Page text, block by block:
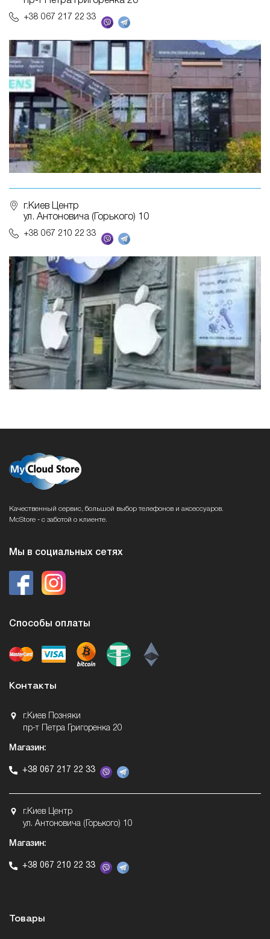
+38 067 217 22 33
г.Киев Центр
ул. Антоновича (Горького) 10
+38 067 210 22 33
Качественный сервис, большой выбор телефонов и аксессуаров.
McStore - с заботой о клиенте.
Мы в социальных сетях
Способы оплаты
Контакты
г.Киев Позняки
пр-т Петра Григоренка 20
Магазин:
+38 067 217 22 33
г.Киев Центр
ул. Антоновича (Горького) 10
Магазин:
+38 067 210 22 33
Товары